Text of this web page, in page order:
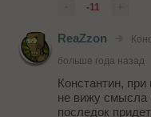
Если "не
интернет-
-11
ReaZzon
больше года назад
Константин,
не вижу смысла
последок